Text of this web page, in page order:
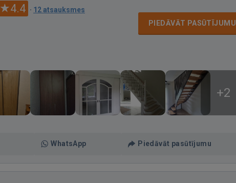
4.4 · 12 atsauksmes
PIEDĀVĀT PASŪTĪJUMU
+2
WhatsApp Piedāvāt pasūtījumu